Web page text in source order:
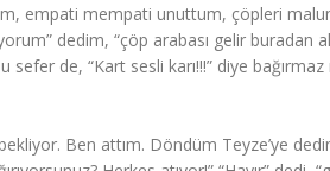
empati mempati unuttum, çöpleri
dedim, “çöp arabası gelir buradan
de, “Kart sesli karı!!!” diye bağırmaz
Ben attım. Döndüm Teyze’ye